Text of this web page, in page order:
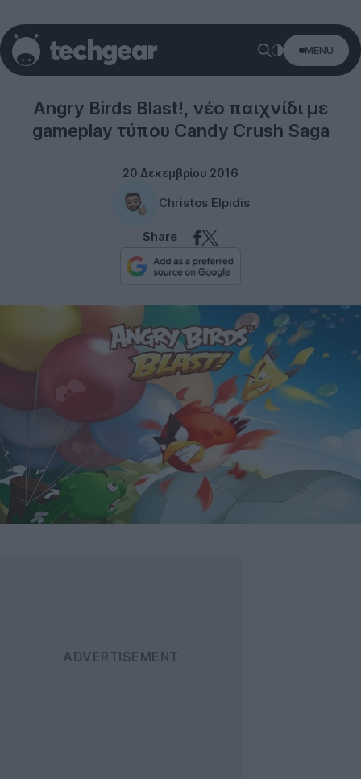
MENU
Angry Birds Blast!, νέο παιχνίδι με
gameplay τύπου Candy Crush Saga
20 Δεκεμβρίου 2016
Christos Elpidis
Share